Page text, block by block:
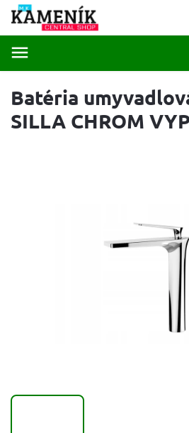
Batéria
SILLA CHROM